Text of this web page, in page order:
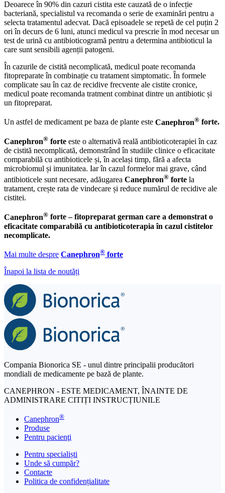
Deoarece în 90% din cazuri cistita este cauzată de o infecție
bacteriană, specialistul va recomanda o serie de examinări pentru a
selecta tratamentul adecvat. Dacă episoadele se repetă de cel puțin 2
ori în decurs de 6 luni, atunci medicul va prescrie în mod necesar un
test de urină cu antibioticogramă pentru a determina antibioticul la
care sunt sensibili agenții patogeni.
În cazurile de cistită necomplicată, medicul poate recomanda
fitopreparate în combinație cu tratament simptomatic. În formele
complicate sau în caz de recidive frecvente ale cistite cronice,
medicul poate recomanda tratment combinat dintre un antibiotic și
un fitopreparat.
Un astfel de medicament pe baza de plante este Canephron® forte.
Canephron® forte este o alternativă reală antibioticoterapiei în caz
de cistită necomplicată, demonstrând în studiile clinice o eficacitate
comparabilă cu antibioticele și, în același timp, fără a afecta
microbiomul și imunitatea. Iar în cazul formelor mai grave, când
antibioticele sunt necesare, adăugarea Canephron® forte la
tratament, crește rata de vindecare și reduce numărul de recidive ale
cistitei.
Canephron® forte – fitopreparat german care a demonstrat o
eficacitate comparabilă cu antibioticoterapia în cazul cistitelor
necomplicate.
Mai multe despre Canephron® forte
Înapoi la lista de noutăți
Compania Bionorica SE - unul dintre principalii producători
mondiali de medicamente pe bază de plante.
CANEPHRON - ESTE MEDICAMENT, ÎNAINTE DE
ADMINISTRARE CITIȚI INSTRUCȚIUNILE
Canephron®
Produse
Pentru pacienţi
Pentru specialiști
Unde să cumpăr?
Contacte
Politica de confidențialitate